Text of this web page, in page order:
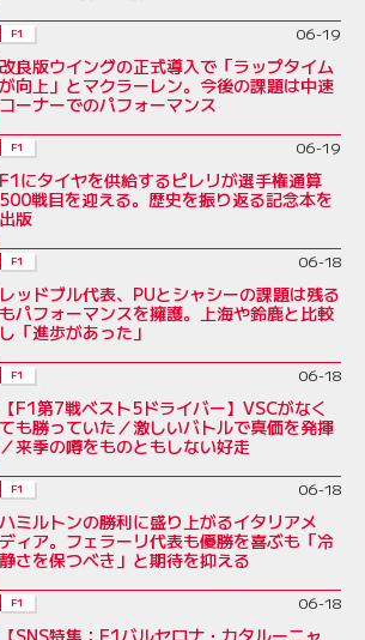
F1 06-19
改良版ウイングの正式導入で「ラップタイム
が向上」とマクラーレン。今後の課題は中速
コーナーでのパフォーマンス
F1 06-19
F1にタイヤを供給するピレリが選手権通算
500戦目を迎える。歴史を振り返る記念本を
出版
F1 06-18
レッドブル代表、PUとシャシーの課題は残る
もパフォーマンスを擁護。上海や鈴鹿と比較
し「進歩があった」
F1 06-18
【F1第7戦ベスト5ドライバー】VSCがなく
ても勝っていた／激しいバトルで真価を発揮
／来季の噂をものともしない好走
F1 06-18
ハミルトンの勝利に盛り上がるイタリアメ
ディア。フェラーリ代表も優勝を喜ぶも「冷
静さを保つべき」と期待を抑える
F1 06-18